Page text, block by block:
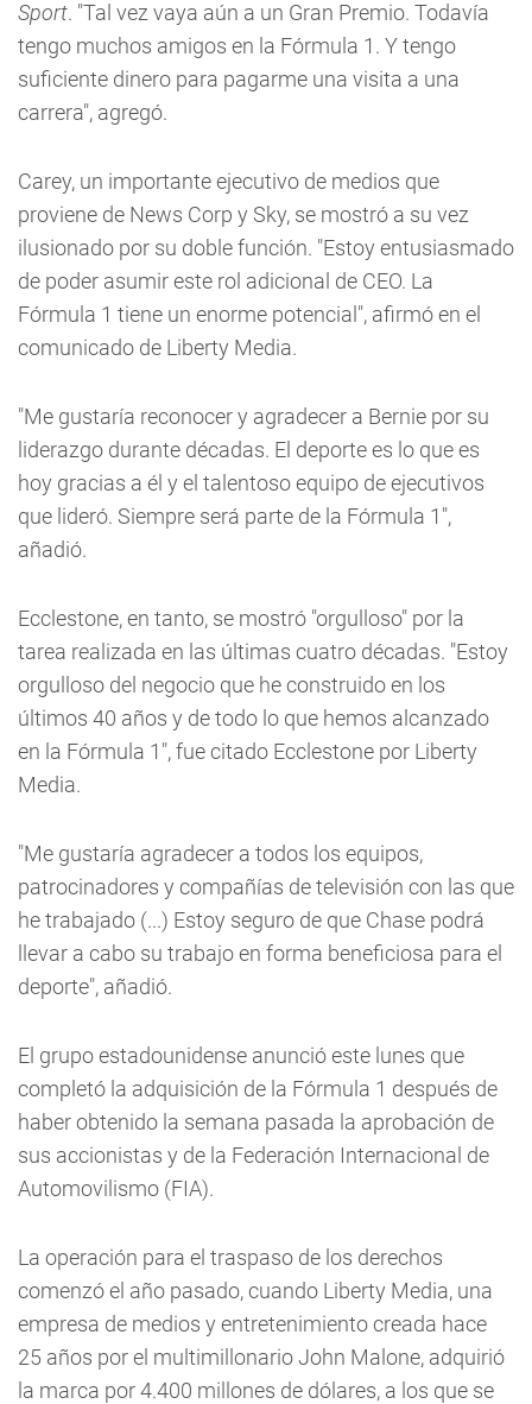
Sport. "Tal vez vaya aún a un Gran Premio. Todavía
tengo muchos amigos en la Fórmula 1. Y tengo
suficiente dinero para pagarme una visita a una
carrera", agregó.
Carey, un importante ejecutivo de medios que
proviene de News Corp y Sky, se mostró a su vez
ilusionado por su doble función. "Estoy entusiasmado
de poder asumir este rol adicional de CEO. La
Fórmula 1 tiene un enorme potencial", afirmó en el
comunicado de Liberty Media.
"Me gustaría reconocer y agradecer a Bernie por su
liderazgo durante décadas. El deporte es lo que es
hoy gracias a él y el talentoso equipo de ejecutivos
que lideró. Siempre será parte de la Fórmula 1",
añadió.
Ecclestone, en tanto, se mostró "orgulloso" por la
tarea realizada en las últimas cuatro décadas. "Estoy
orgulloso del negocio que he construido en los
últimos 40 años y de todo lo que hemos alcanzado
en la Fórmula 1", fue citado Ecclestone por Liberty
Media.
"Me gustaría agradecer a todos los equipos,
patrocinadores y compañías de televisión con las que
he trabajado (...) Estoy seguro de que Chase podrá
llevar a cabo su trabajo en forma beneficiosa para el
deporte", añadió.
El grupo estadounidense anunció este lunes que
completó la adquisición de la Fórmula 1 después de
haber obtenido la semana pasada la aprobación de
sus accionistas y de la Federación Internacional de
Automovilismo (FIA).
La operación para el traspaso de los derechos
comenzó el año pasado, cuando Liberty Media, una
empresa de medios y entretenimiento creada hace
25 años por el multimillonario John Malone, adquirió
la marca por 4.400 millones de dólares, a los que se